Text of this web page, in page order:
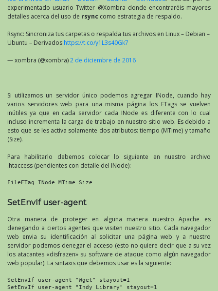
experimentado usuario Twitter @Xombra donde encontraréis mayores
detalles acerca del uso de rsync como estrategia de respaldo.
Rsync: Sincroniza tus carpetas o respalda tus archivos en Linux – Debian –
Ubuntu – Derivados https://t.co/y1L3s40Gk7
— xombra (@xombra)2 de diciembre de 2016
Si utilizamos un servidor único podemos agregar INode, cuando hay
varios servidores web para una misma página los ETags se vuelven
inútiles ya que en cada servidor cada INode es diferente con lo cual
incluso incrementa la carga de trabajo en nuestro sitio web. Es debido a
esto que se les activa solamente dos atributos: tiempo (MTime) y tamaño
(Size).
Para habilitarlo debemos colocar lo siguiente en nuestro archivo
.htaccess (pendientes con detalle del INode):
FileETag INode MTime Size
SetEnvIf user-agent
Otra manera de proteger en alguna manera nuestro Apache es
denegando a ciertos agentes que visiten nuestro sitio. Cada navegador
web envia su identificación al solicitar una página web y a nuestro
servidor podemos denegar el acceso (esto no quiere decir que a su vez
los atacantes «disfrazen» su software de ataque como algún navegador
web popular). La sintaxis que debemos usar es la siguiente:
SetEnvIf user-agent "Wget" stayout=1
SetEnvIf user-agent "Indy Library" stayout=1